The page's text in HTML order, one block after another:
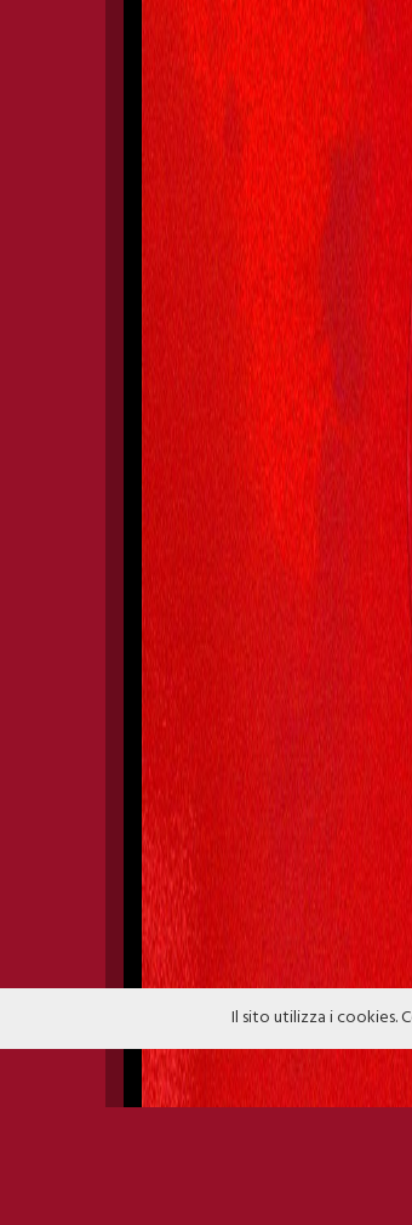
Il sito utilizza i cookies.